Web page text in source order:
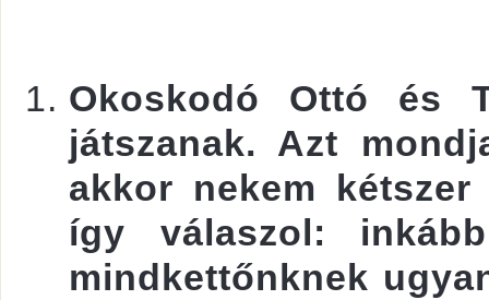
Okoskodó Ottó és
játszanak. Azt
akkor nekem
így válaszol:
mindkettőnknek